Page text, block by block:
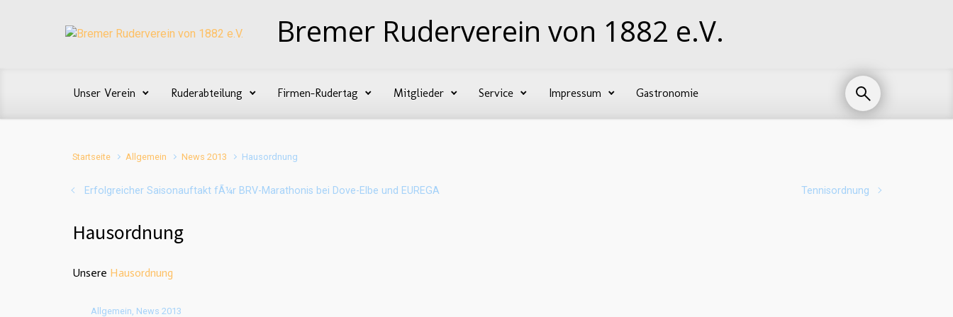
Bremer Ruderverein von 1882 e.V.
Unser Verein Ruderabteilung Firmen-Rudertag Mitglieder Service Impressum Gastronomie
Startseite Allgemein News 2013 Hausordnung
Erfolgreicher Saisonauftakt fÃ¼r BRV-Marathonis bei Dove-Elbe und EUREGA Tennisordnung
Hausordnung
Unsere Hausordnung
Allgemein, News 2013